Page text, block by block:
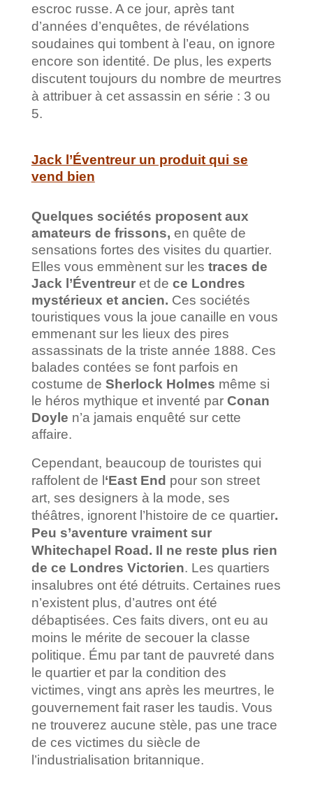
escroc russe. A ce jour, après tant
d’années d’enquêtes, de révélations
soudaines qui tombent à l’eau, on ignore
encore son identité. De plus, les experts
discutent toujours du nombre de meurtres
à attribuer à cet assassin en série : 3 ou
5.
Jack l’Éventreur un produit qui se
vend bien
Quelques sociétés proposent aux
amateurs de frissons, en quête de
sensations fortes des visites du quartier.
Elles vous emmènent sur les traces de
Jack l’Éventreuret de ce Londres
mystérieux et ancien. Ces sociétés
touristiques vous la joue canaille en vous
emmenant sur les lieux des pires
assassinats de la triste année 1888. Ces
balades contées se font parfois en
costume de Sherlock Holmes même si
le héros mythique et inventé par Conan
Doyle n’a jamais enquêté sur cette
affaire.
Cependant, beaucoup de touristes qui
raffolent de l‘East End pour son street
art, ses designers à la mode, ses
théâtres, ignorent l’histoire de ce quartier.
Peu s’aventure vraiment sur
Whitechapel Road. Il ne reste plus rien
de ce Londres Victorien. Les quartiers
insalubres ont été détruits. Certaines rues
n’existent plus, d’autres ont été
débaptisées. Ces faits divers, ont eu au
moins le mérite de secouer la classe
politique. Ému par tant de pauvreté dans
le quartier et par la condition des
victimes, vingt ans après les meurtres, le
gouvernement fait raser les taudis. Vous
ne trouverez aucune stèle, pas une trace
de ces victimes du siècle de
l’industrialisation britannique.